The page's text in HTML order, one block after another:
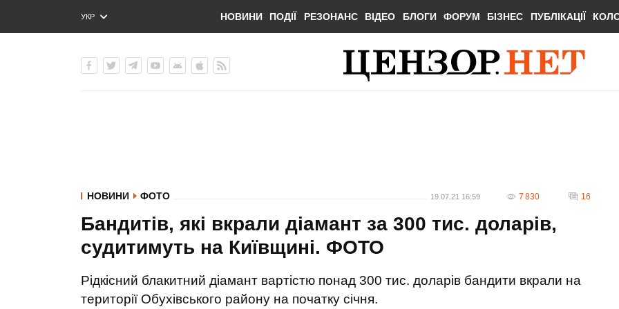
УКР
ENG
НОВИНИ ПОДІЇ РЕЗОНАНС ВІДЕО БЛОГИ ФОРУМ БІЗНЕС ПУБЛІКАЦІЇ
НОВИНИ ФОТО 19.07.21 16:59 7 830 16
Бандитів, які вкрали діамант за 300 тис. доларів,
судитимуть на Київщині. ФОТО
Рідкісний блакитний діамант вартістю понад 300 тис. доларів бандити вкрали на
території Обухівського району на початку січня.